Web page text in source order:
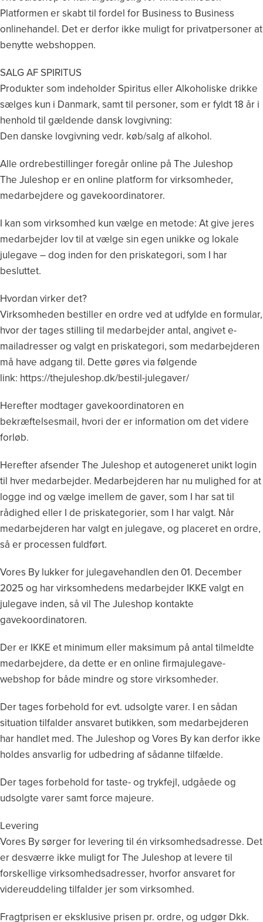
Platformen er skabt til fordel for Business to Business
onlinehandel. Det er derfor ikke muligt for privatpersoner at
benytte webshoppen.
SALG AF SPIRITUS
Produkter som indeholder Spiritus eller Alkoholiske drikke
sælges kun i Danmark, samt til personer, som er fyldt 18 år i
henhold til gældende dansk lovgivning:
Den danske lovgivning vedr. køb/salg af alkohol.
Alle ordrebestillinger foregår online på The Juleshop
The Juleshop er en online platform for virksomheder,
medarbejdere og gavekoordinatorer.
I kan som virksomhed kun vælge en metode: At give jeres
medarbejder lov til at vælge sin egen unikke og lokale
julegave – dog inden for den priskategori, som I har
besluttet.
Hvordan virker det?
Virksomheden bestiller en ordre ved at udfylde en formular,
hvor der tages stilling til medarbejder antal, angivet e-
mailadresser og valgt en priskategori, som medarbejderen
må have adgang til. Dette gøres via følgende
link: https://thejuleshop.dk/bestil-julegaver/
Herefter modtager gavekoordinatoren en
bekræftelsesmail, hvori der er information om det videre
forløb.
Herefter afsender The Juleshop et autogeneret unikt login
til hver medarbejder. Medarbejderen har nu mulighed for at
logge ind og vælge imellem de gaver, som I har sat til
rådighed eller I de priskategorier, som I har valgt. Når
medarbejderen har valgt en julegave, og placeret en ordre,
så er processen fuldført.
Vores By lukker for julegavehandlen den 01. December
2025 og har virksomhedens medarbejder IKKE valgt en
julegave inden, så vil The Juleshop kontakte
gavekoordinatoren.
Der er IKKE et minimum eller maksimum på antal tilmeldte
medarbejdere, da dette er en online firmajulegave-
webshop for både mindre og store virksomheder.
Der tages forbehold for evt. udsolgte varer. I en sådan
situation tilfalder ansvaret butikken, som medarbejderen
har handlet med. The Juleshop og Vores By kan derfor ikke
holdes ansvarlig for udbedring af sådanne tilfælde.
Der tages forbehold for taste- og trykfejl, udgåede og
udsolgte varer samt force majeure.
Levering
Vores By sørger for levering til én virksomhedsadresse. Det
er desværre ikke muligt for The Juleshop at levere til
forskellige virksomhedsadresser, hvorfor ansvaret for
videreuddeling tilfalder jer som virksomhed.
Fragtprisen er eksklusive prisen pr. ordre, og udgør Dkk.